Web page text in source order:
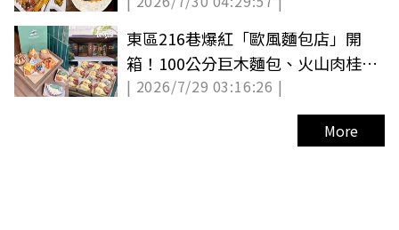
東區216巷爆紅「歐風麵包店」開
箱！100公分巨木麵包、火山肉桂
捲，價格優惠看這
| 2026/7/29 03:16:26 |
More